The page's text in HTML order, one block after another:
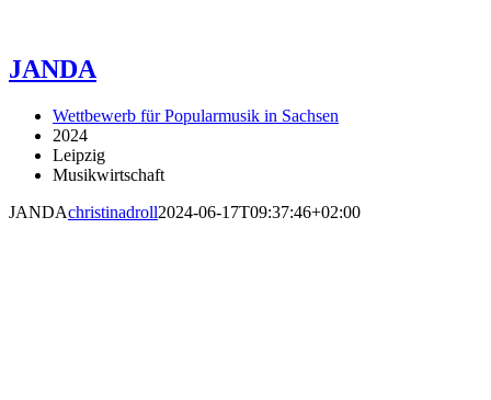
JANDA
Wettbewerb für Popularmusik in Sachsen
2024
Leipzig
Musikwirtschaft
JANDAchristinadroll2024-06-17T09:37:46+02:00